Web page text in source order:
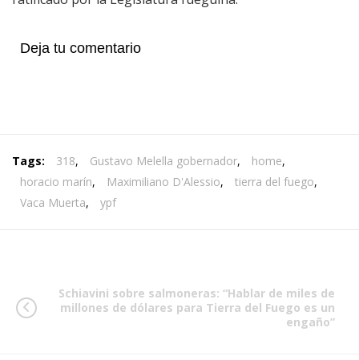
Deja tu comentario
Tags: 318, Gustavo Melella gobernador, home,
horacio marín, Maximiliano D'Alessio, tierra del fuego,
Vaca Muerta, ypf
Schiavini sobre salmoneras: “Hablar de miles de
millones de dólares para Tierra del Fuego es un
engaño”